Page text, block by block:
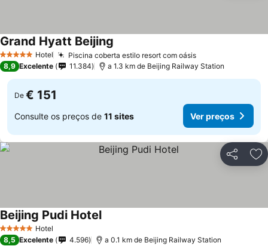
5 Estrelas Hotel Piscina coberta estilo resort com oásis
Grand Hyatt Beijing
8,9 Excelente 11.384 a 1.3 km de Beijing Railway Station
De € 151
Consulte os preços de 11 sites Ver preços
Partilhar
5 Estrelas Hotel
Beijing Pudi Hotel
8,5 Excelente 4.596 a 0.1 km de Beijing Railway Station